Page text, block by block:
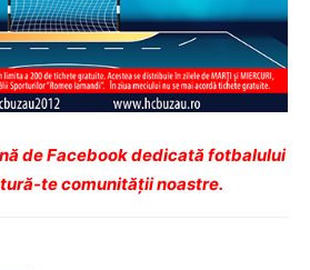
de Facebook dedicată fotbalului
te comunității noastre.